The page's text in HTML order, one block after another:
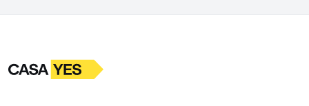
LogoIr para a homepage